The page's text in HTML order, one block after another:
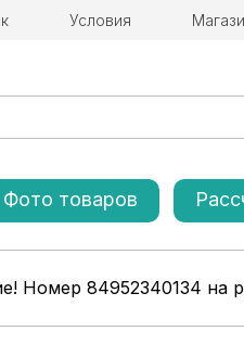
Условия
Фото товаров
Номер 84952340134 на